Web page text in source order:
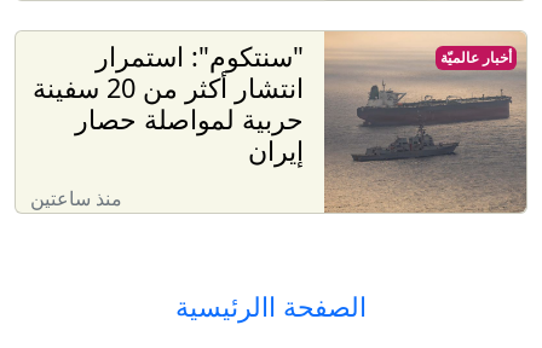
"سنتكوم": استمرار
انتشار أكثر من 20 سفينة
حربية لمواصلة حصار
إيران
منذ ساعتين
أخبار عالميّة
الصفحة االرئيسية